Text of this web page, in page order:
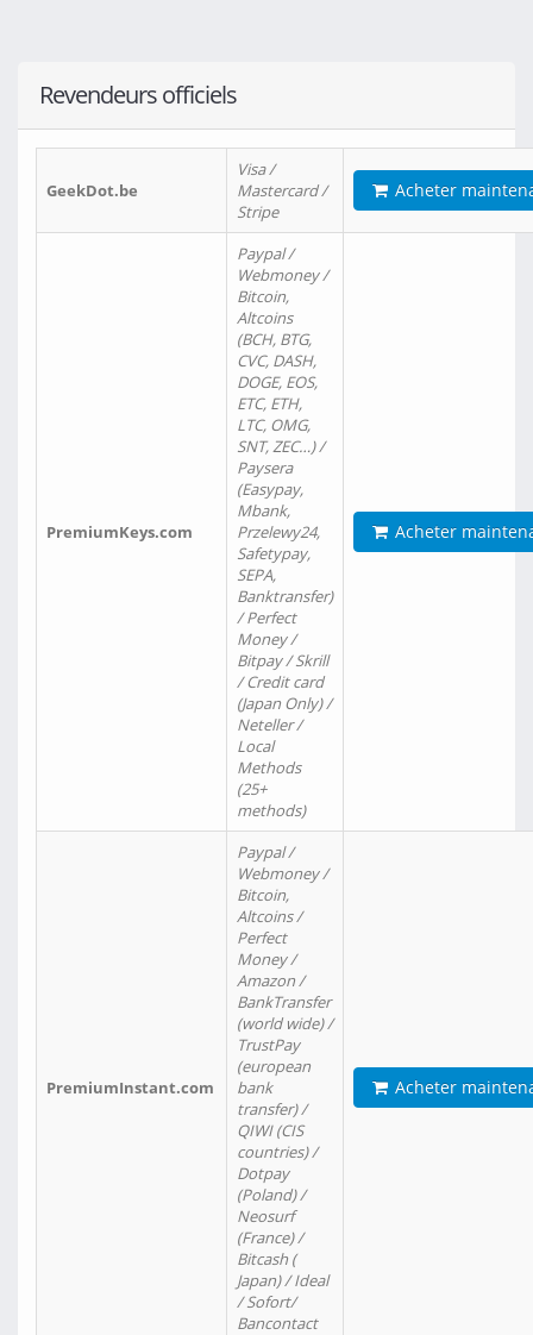
Revendeurs officiels
GeekDot.be
Visa /
Mastercard /
Stripe
Acheter
PremiumKeys.com
Paypal /
Webmoney /
Bitcoin,
Altcoins
(BCH, BTG,
CVC, DASH,
DOGE, EOS,
ETC, ETH,
LTC, OMG,
SNT, ZEC…) /
Paysera
(Easypay,
Mbank,
Przelewy24,
Safetypay,
SEPA,
Banktransfer)
/ Perfect
Money /
Bitpay / Skrill
/ Credit card
(Japan Only) /
Neteller /
Local
Methods
(25+
methods)
Acheter
PremiumInstant.com
Paypal /
Webmoney /
Bitcoin,
Altcoins /
Perfect
Money /
Amazon /
BankTransfer
(world wide) /
TrustPay
(european
bank
transfer) /
QIWI (CIS
countries) /
Dotpay
(Poland) /
Neosurf
(France) /
Bitcash (
Japan) / Ideal
/ Sofort/
Bancontact
Acheter